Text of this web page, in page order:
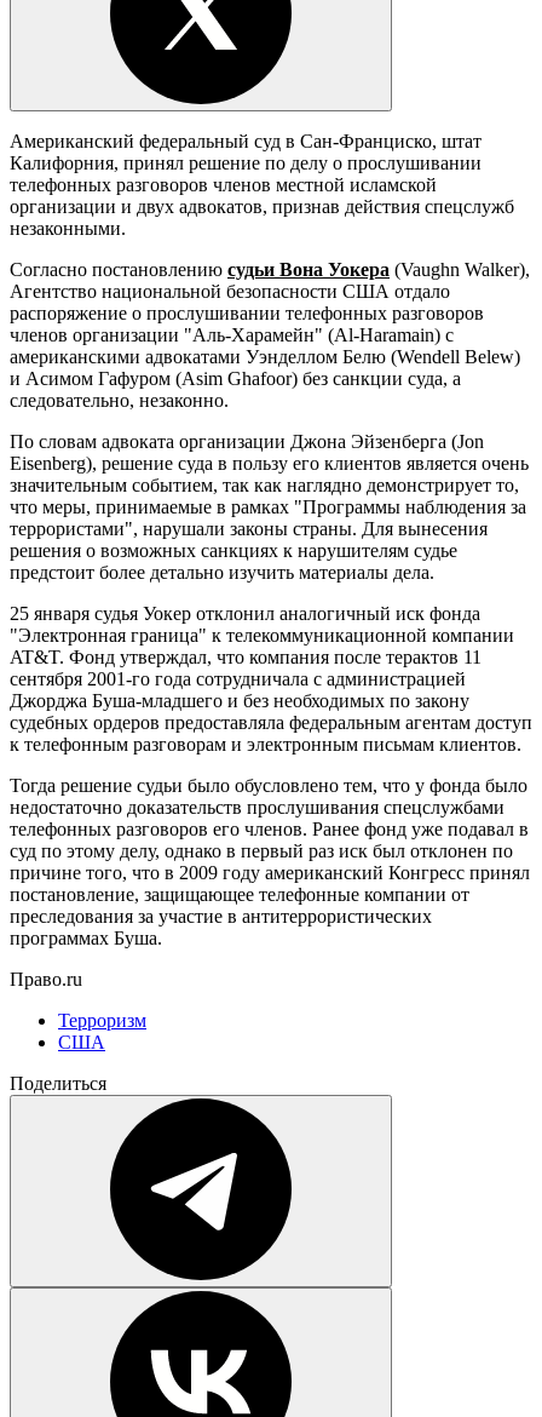
Американский федеральный суд в Сан-Франциско, штат
Калифорния, принял решение по делу о прослушивании
телефонных разговоров членов местной исламской
организации и двух адвокатов, признав действия спецслужб
незаконными.
Согласно постановлению судьи Вона Уокера (Vaughn Walker),
Агентство национальной безопасности США отдало
распоряжение о прослушивании телефонных разговоров
членов организации "Аль-Харамейн" (Al-Haramain) с
американскими адвокатами Уэнделлом Белю (Wendell Belew)
и Асимом Гафуром (Asim Ghafoor) без санкции суда, а
следовательно, незаконно.
По словам адвоката организации Джона Эйзенберга (Jon
Eisenberg), решение суда в пользу его клиентов является очень
значительным событием, так как наглядно демонстрирует то,
что меры, принимаемые в рамках "Программы наблюдения за
террористами", нарушали законы страны. Для вынесения
решения о возможных санкциях к нарушителям судье
предстоит более детально изучить материалы дела.
25 января судья Уокер отклонил аналогичный иск фонда
"Электронная граница" к телекоммуникационной компании
AT&T. Фонд утверждал, что компания после терактов 11
сентября 2001-го года сотрудничала с администрацией
Джорджа Буша-младшего и без необходимых по закону
судебных ордеров предоставляла федеральным агентам доступ
к телефонным разговорам и электронным письмам клиентов.
Тогда решение судьи было обусловлено тем, что у фонда было
недостаточно доказательств прослушивания спецслужбами
телефонных разговоров его членов. Ранее фонд уже подавал в
суд по этому делу, однако в первый раз иск был отклонен по
причине того, что в 2009 году американский Конгресс принял
постановление, защищающее телефонные компании от
преследования за участие в антитеррористических
программах Буша.
Право.ru
Терроризм
США
Поделиться